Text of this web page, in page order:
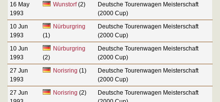
16 May
1993
Wunstorf(2)
Deutsche Tourenwagen Meisterschaft
(2000 Cup)
10 Jun
1993
Nürburgring
(1)
Deutsche Tourenwagen Meisterschaft
(2000 Cup)
10 Jun
1993
Nürburgring
(2)
Deutsche Tourenwagen Meisterschaft
(2000 Cup)
27 Jun
1993
Norisring (1)
Deutsche Tourenwagen Meisterschaft
(2000 Cup)
27 Jun
Norisring (2)
Deutsche Tourenwagen Meisterschaft